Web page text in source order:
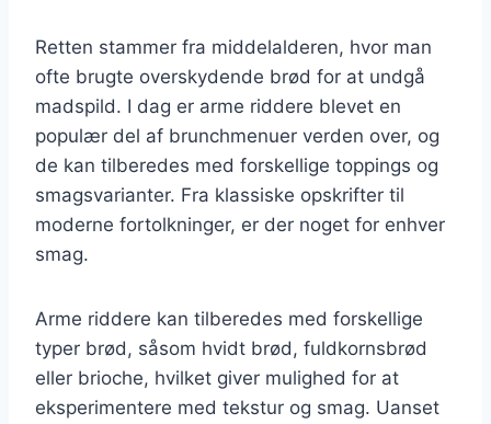
Retten stammer fra middelalderen, hvor man
ofte brugte overskydende brød for at undgå
madspild. I dag er arme riddere blevet en
populær del af brunchmenuer verden over, og
de kan tilberedes med forskellige toppings og
smagsvarianter. Fra klassiske opskrifter til
moderne fortolkninger, er der noget for enhver
smag.
Arme riddere kan tilberedes med forskellige
typer brød, såsom hvidt brød, fuldkornsbrød
eller brioche, hvilket giver mulighed for at
eksperimentere med tekstur og smag. Uanset